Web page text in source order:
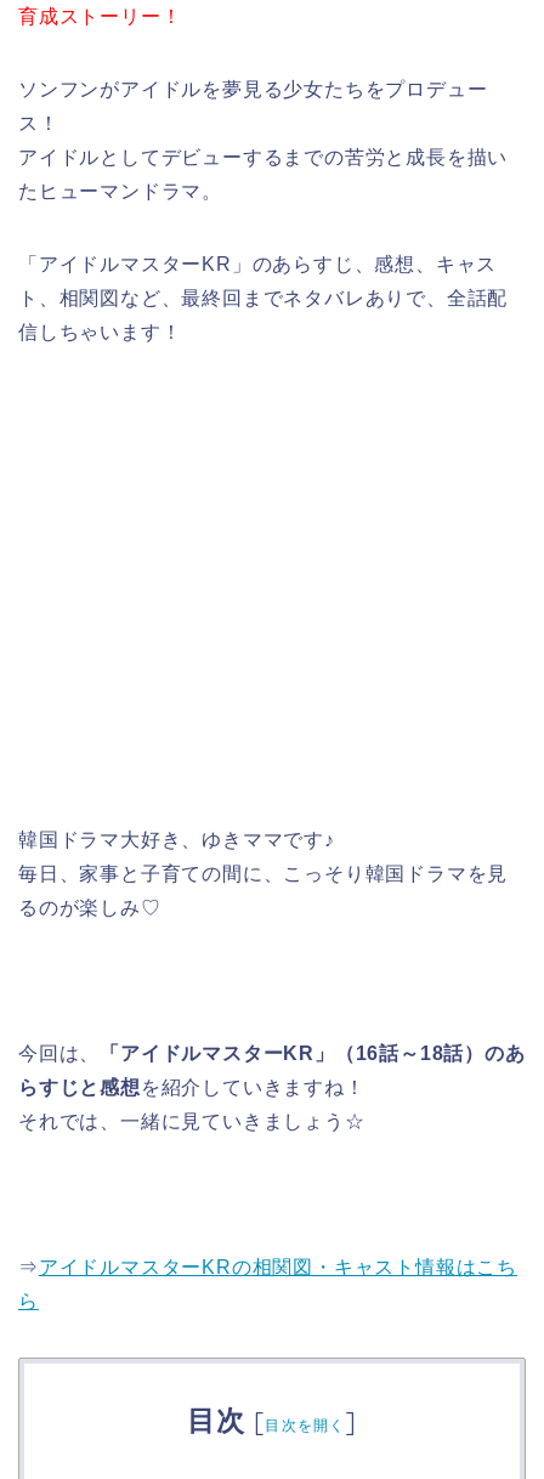
育成ストーリー！
ソンフンがアイドルを夢見る少女たちをプロデュー
ス！
アイドルとしてデビューするまでの苦労と成長を描い
たヒューマンドラマ。
「アイドルマスターKR」のあらすじ、感想、キャス
ト、相関図など、最終回までネタバレありで、全話配
信しちゃいます！
韓国ドラマ大好き、ゆきママです♪
毎日、家事と子育ての間に、こっそり韓国ドラマを見
るのが楽しみ♡
今回は、
「アイドルマスターKR」（16話～18話）のあ
らすじと感想 を紹介していきますね！
それでは、一緒に見ていきましょう☆
⇒アイドルマスターKRの相関図・キャスト情報はこち
ら
目次 [目次を開く ]